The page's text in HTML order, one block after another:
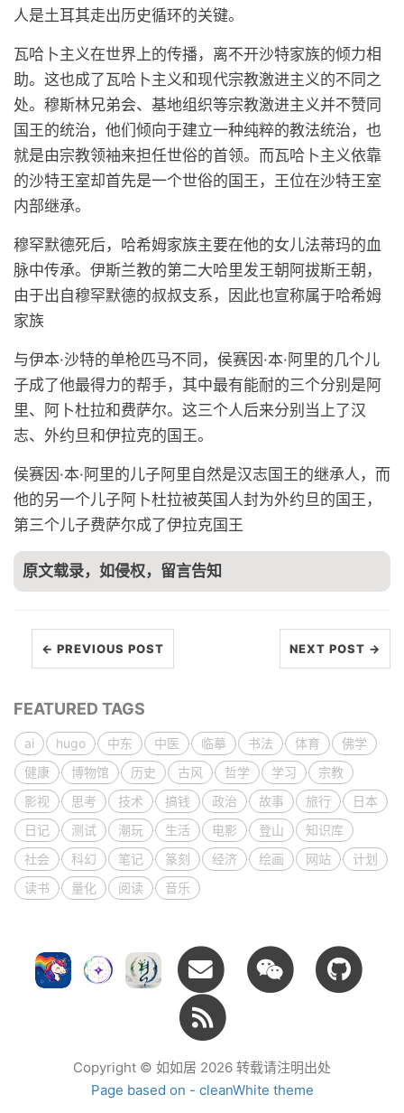
人是土耳其走出历史循环的关键。
瓦哈卜主义在世界上的传播，离不开沙特家族的倾力相
助。这也成了瓦哈卜主义和现代宗教激进主义的不同之
处。穆斯林兄弟会、基地组织等宗教激进主义并不赞同
国王的统治，他们倾向于建立一种纯粹的教法统治，也
就是由宗教领袖来担任世俗的首领。而瓦哈卜主义依靠
的沙特王室却首先是一个世俗的国王，王位在沙特王室
内部继承。
穆罕默德死后，哈希姆家族主要在他的女儿法蒂玛的血
脉中传承。伊斯兰教的第二大哈里发王朝阿拔斯王朝，
由于出自穆罕默德的叔叔支系，因此也宣称属于哈希姆
家族
与伊本·沙特的单枪匹马不同，侯赛因·本·阿里的几个儿
子成了他最得力的帮手，其中最有能耐的三个分别是阿
里、阿卜杜拉和费萨尔。这三个人后来分别当上了汉
志、外约旦和伊拉克的国王。
侯赛因·本·阿里的儿子阿里自然是汉志国王的继承人，而
他的另一个儿子阿卜杜拉被英国人封为外约旦的国王，
第三个儿子费萨尔成了伊拉克国王
原文载录，如侵权，留言告知
← PREVIOUS POST NEXT POST →
FEATURED TAGS
ai hugo 中东 中医 临摹 书法 体育
佛学
健康
博物馆 历史 古风 哲学 学习
宗教
影视
思考 技术 搞钱 政治 故事 旅行
日本
日记
测试 潮玩 生活 电影 登山
知识库
社会
科幻 笔记 篆刻 经济 绘画 网站
计划
读书
量化 阅读 音乐
Copyright © 如如居 2026 转载请注明出处
Page based on - cleanWhite theme